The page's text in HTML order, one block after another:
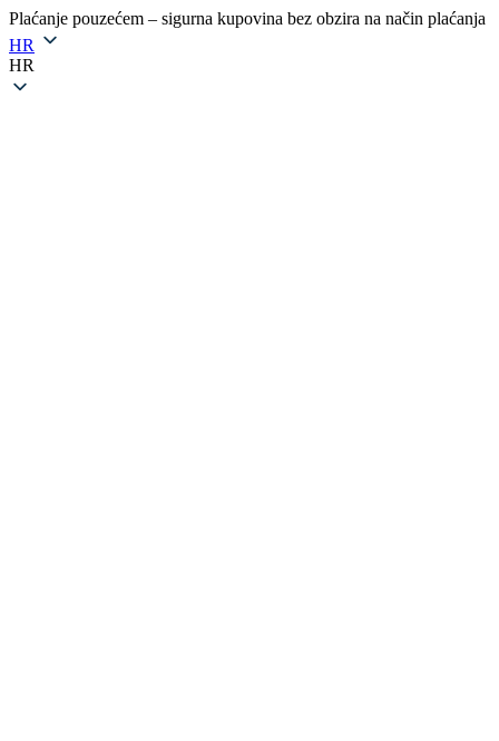
Plaćanje pouzećem – sigurna kupovina bez obzira na način plaćanja
HR
HR